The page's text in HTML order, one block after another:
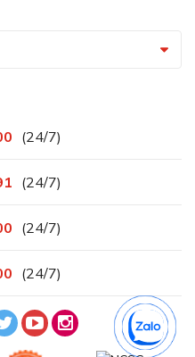
(24/7)
(24/7)
(24/7)
(24/7)